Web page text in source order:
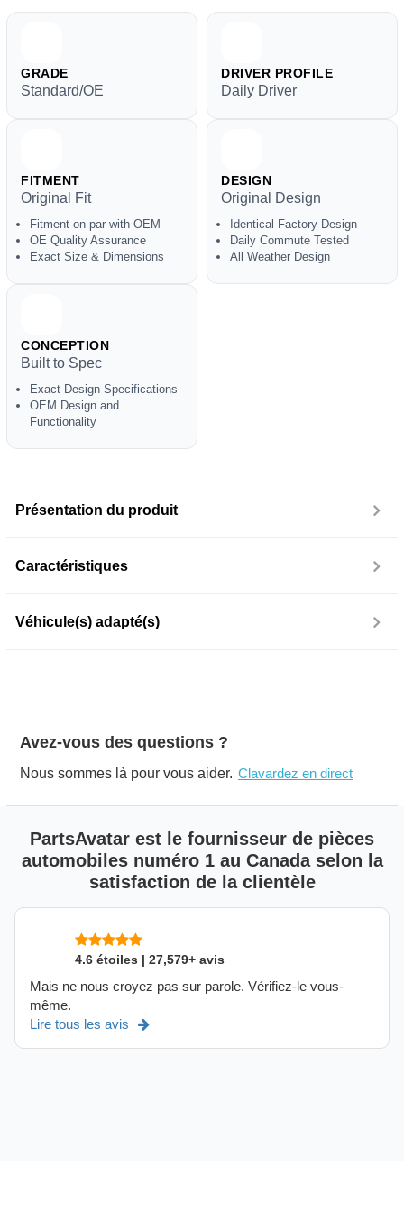
GRADE
Standard/OE
DRIVER PROFILE
Daily Driver
FITMENT
Original Fit
Fitment on par with OEM
OE Quality Assurance
Exact Size & Dimensions
DESIGN
Original Design
Identical Factory Design
Daily Commute Tested
All Weather Design
CONCEPTION
Built to Spec
Exact Design Specifications
OEM Design and
Functionality
Présentation du produit
Caractéristiques
Véhicule(s) adapté(s)
Avez-vous des questions ?
Nous sommes là pour vous aider. Clavardez en direct
PartsAvatar est le fournisseur de pièces
automobiles numéro 1 au Canada selon la
satisfaction de la clientèle
4.6 étoiles | 27,579+ avis
Mais ne nous croyez pas sur parole. Vérifiez-le vous-
même.
Lire tous les avis